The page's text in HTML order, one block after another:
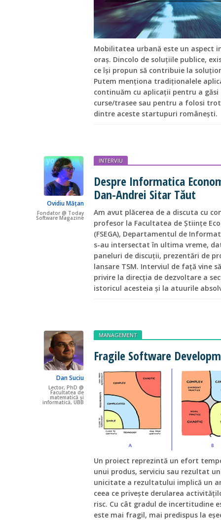
Mobilitatea urbană este un
oraș. Dincolo de soluțiile publice,
ce își propun să contribuie la
Putem menționa tradiționalele
continuăm cu aplicații pentru a
curse/trasee sau pentru a folosi
dintre aceste startupuri românești.
Ovidiu Mățan
Fondator @ Today
Software Magazine
INTERVIU
Despre Informatica
Dan-Andrei Sitar Tăut
Am avut plăcerea de a discuta cu
profesor la Facultatea de Științe
(FSEGA), Departamentul de
s-au intersectat în ultima vreme,
paneluri de discuții, prezentări de
lansare TSM. Interviul de față vine
privire la direcția de dezvoltare a
istoricul acesteia și la atuurile
Dan Suciu
Lector, PhD @
Facultatea de
matematică și
informatică, UBB
MANAGEMENT
Fragile Software
Un proiect reprezintă un efort
unui produs, serviciu sau rezultat
unicitate a rezultatului implică un
ceea ce privește derularea
risc. Cu cât gradul de incertitudine
este mai fragil, mai predispus la